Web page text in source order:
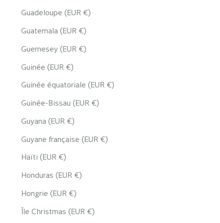
Guadeloupe (EUR €)
Guatemala (EUR €)
Guernesey (EUR €)
Guinée (EUR €)
Guinée équatoriale (EUR €)
Guinée-Bissau (EUR €)
Guyana (EUR €)
Guyane française (EUR €)
Haïti (EUR €)
Honduras (EUR €)
Hongrie (EUR €)
Île Christmas (EUR €)